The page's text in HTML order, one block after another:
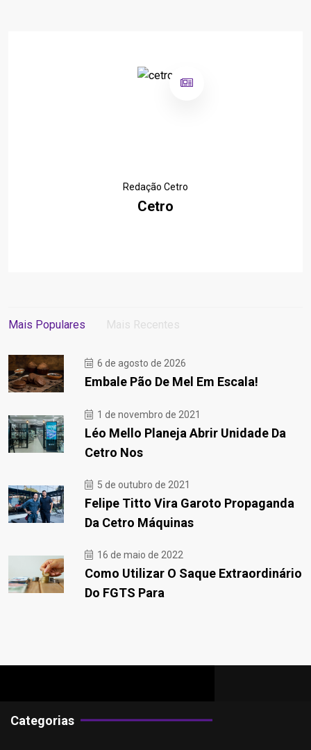
Redação Cetro
Cetro
Mais Populares Mais Recentes
6 de agosto de 2026
Embale Pão De Mel Em Escala!
1 de novembro de 2021
Léo Mello Planeja Abrir Unidade Da
Cetro Nos
5 de outubro de 2021
Felipe Titto Vira Garoto Propaganda
Da Cetro Máquinas
16 de maio de 2022
Como Utilizar O Saque Extraordinário
Do FGTS Para
Categorias